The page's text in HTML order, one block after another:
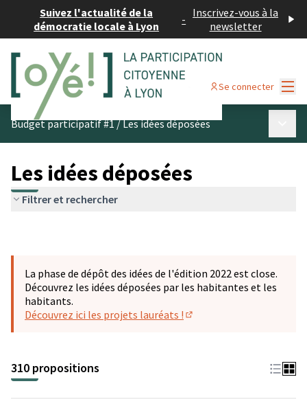
Suivez l'actualité de la
démocratie locale à Lyon
- Inscrivez-vous à la
newsletter
Se connecter
Budget participatif #1/Les idées déposées
Les idées déposées
Filtrer et rechercher
La phase de dépôt des idées de l'édition 2022 est close.
Découvrez les idées déposées par les habitantes et les
habitants.
Découvrez ici les projets lauréats !
310 propositions